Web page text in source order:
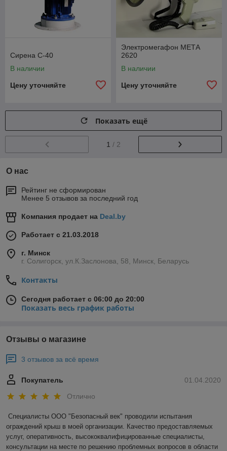
Сирена С-40
В наличии
Цену уточняйте
Электромегафон МЕТА
2620
В наличии
Цену уточняйте
Показать ещё
1 / 2
О нас
Рейтинг не сформирован
Менее 5 отзывов за последний год
Компания продает на Deal.by
Работает с 21.03.2018
г. Минск
г. Солигорск, ул.К.Заслонова, 58, Минск, Беларусь
Контакты
Сегодня работает с 06:00 до 20:00
Показать весь график работы
Отзывы о магазине
3 отзывов за всё время
01.04.2020
Покупатель
Отлично
Специалисты ООО "Безопасный век" проводили испытания
ограждений крыш в моей организации. Качество предоставляемых
услуг, оперативность, высококвалифицированные специалисты,
консультации на месте по решению проблемных вопросов в области